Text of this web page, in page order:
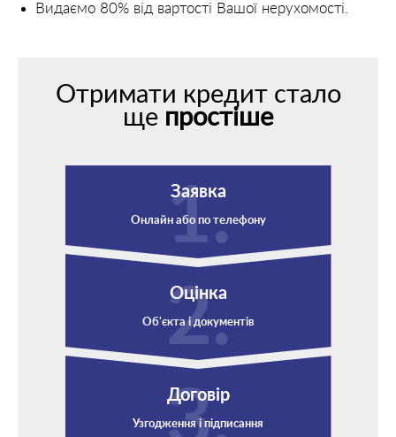
Видаємо 80% від вартості Вашої нерухомості.
Отримати кредит стало
ще простіше
Заявка
Онлайн або по телефону
Оцінка
Об'єкта і документів
Договір
Узгодження і підписання